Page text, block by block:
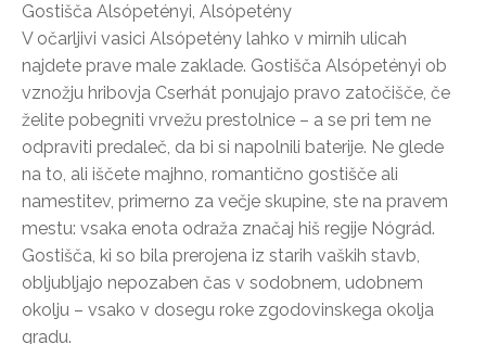
Gostišča Alsópetényi, Alsópetény
V očarljivi vasici Alsópetény lahko v mirnih ulicah
najdete prave male zaklade. Gostišča Alsópetényi ob
vznožju hribovja Cserhát ponujajo pravo zatočišče, če
želite pobegniti vrvežu prestolnice – a se pri tem ne
odpraviti predaleč, da bi si napolnili baterije. Ne glede
na to, ali iščete majhno, romantično gostišče ali
namestitev, primerno za večje skupine, ste na pravem
mestu: vsaka enota odraža značaj hiš regije Nógrád.
Gostišča, ki so bila prerojena iz starih vaških stavb,
obljubljajo nepozaben čas v sodobnem, udobnem
okolju – vsako v dosegu roke zgodovinskega okolja
gradu.